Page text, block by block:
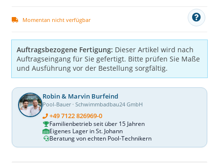
Momentan nicht verfügbar
Auftragsbezogene Fertigung: Dieser Artikel wird nach
Auftragseingang für Sie gefertigt. Bitte prüfen Sie Maße
und Ausführung vor der Bestellung sorgfältig.
Robin & Marvin Burfeind
Pool-Bauer · Schwimmbadbau24 GmbH
+49 7122 826969-0
Familienbetrieb seit über 15 Jahren
Eigenes Lager in St. Johann
Beratung von echten Pool-Technikern